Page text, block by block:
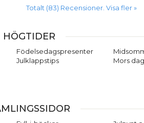
Totalt (83) Recensioner. Visa fler »
HÖGTIDER
Födelsedagspresenter
Julklappstips
Mors